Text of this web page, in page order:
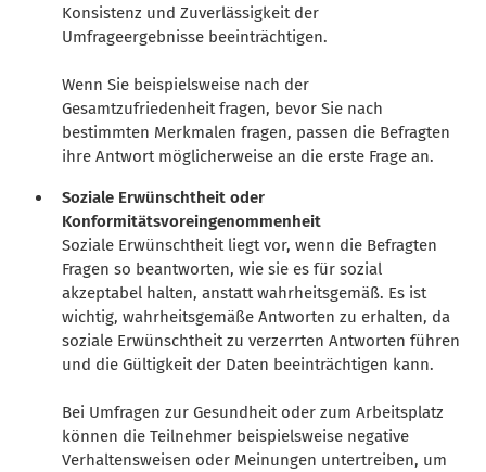
Konsistenz und Zuverlässigkeit der
Umfrageergebnisse beeinträchtigen.
Wenn Sie beispielsweise nach der
Gesamtzufriedenheit fragen, bevor Sie nach
bestimmten Merkmalen fragen, passen die Befragten
ihre Antwort möglicherweise an die erste Frage an.
Soziale Erwünschtheit oder
Konformitätsvoreingenommenheit
Soziale Erwünschtheit liegt vor, wenn die Befragten
Fragen so beantworten, wie sie es für sozial
akzeptabel halten, anstatt wahrheitsgemäß. Es ist
wichtig, wahrheitsgemäße Antworten zu erhalten, da
soziale Erwünschtheit zu verzerrten Antworten führen
und die Gültigkeit der Daten beeinträchtigen kann.
Bei Umfragen zur Gesundheit oder zum Arbeitsplatz
können die Teilnehmer beispielsweise negative
Verhaltensweisen oder Meinungen untertreiben, um